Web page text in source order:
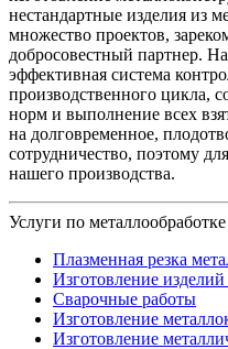
нестандартные изделия из
множество проектов,
добросовестный партнер.
эффективная система
производственного цикла,
норм и выполнение всех
на долговременное,
сотрудничество, поэтому
нашего производства.
Услуги по металлообработке
Плазменная резка
Изготовление
Сварочные работы
Изготовление
Изготовление